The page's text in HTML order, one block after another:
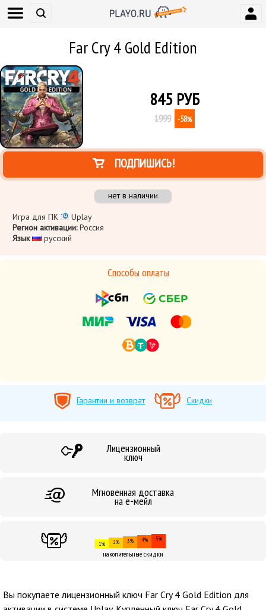
Far Cry 4 Gold Edition
845 РУБ
1999 -58%
ПОДПИШИСЬ!
нет в наличии
Игра для ПК
Uplay
Регион активации:Россия
Язык
​ русский
Способы оплаты
Гарантии и возврат Скидки
Лицензионный
ключ
Мгновенная доставка
на е-мейл
1% 2% 3% 4% 5%
накопительные скидки
Вы покупаете лицензионный ключ Far Cry 4 Gold Edition для